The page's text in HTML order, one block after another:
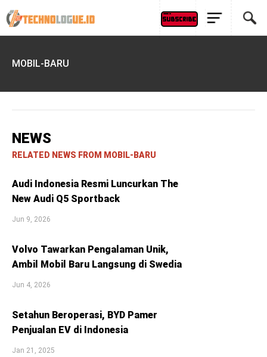
MOBIL-BARU
NEWS
RELATED NEWS FROM MOBIL-BARU
Audi Indonesia Resmi Luncurkan The
New Audi Q5 Sportback
Jun 9, 2026
Volvo Tawarkan Pengalaman Unik,
Ambil Mobil Baru Langsung di Swedia
Jun 4, 2026
Setahun Beroperasi, BYD Pamer
Penjualan EV di Indonesia
Jan 21, 2025